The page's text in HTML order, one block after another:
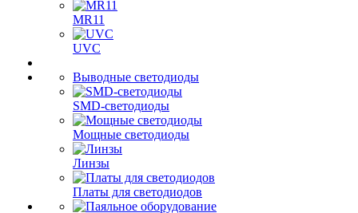
MR11
UVC
Выводные светодиоды
SMD-светодиоды
Мощные светодиоды
Линзы
Платы для светодиодов